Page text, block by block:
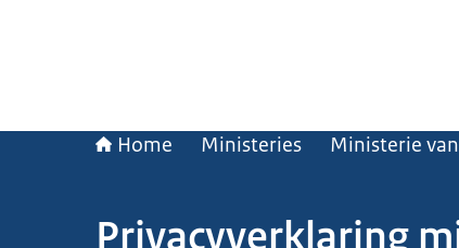
Home Ministeries Ministerie
Privacyverklaring